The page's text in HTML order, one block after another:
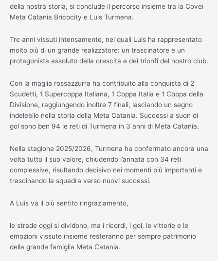
della nostra storia, si conclude il percorso insieme tra la Covei
Meta Catania Bricocity e Luis Turmena.
Tre anni vissuti intensamente, nei quali Luis ha rappresentato
molto più di un grande realizzatore: un trascinatore e un
protagonista assoluto della crescita e dei trionfi del nostro club.
Con la maglia rossazzurra ha contribuito alla conquista di 2
Scudetti, 1 Supercoppa Italiana, 1 Coppa Italia e 1 Coppa della
Divisione, raggiungendo inoltre 7 finali, lasciando un segno
indelebile nella storia della Meta Catania. Successi a suon di
gol sono ben 94 le reti di Turmena in 3 anni di Meta Catania.
Nella stagione 2025/2026, Turmena ha confermato ancora una
volta tutto il suo valore, chiudendo l’annata con 34 reti
complessive, risultando decisivo nei momenti più importanti e
trascinando la squadra verso nuovi successi.
A Luis va il più sentito ringraziamento,
le strade oggi si dividono, ma i ricordi, i gol, le vittorie e le
emozioni vissute insieme resteranno per sempre patrimonio
della grande famiglia Meta Catania.